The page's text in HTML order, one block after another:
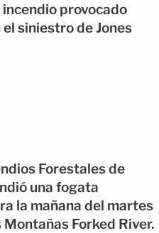
provocado
siniestro de Jones
Forestales de
una fogata
la mañana del martes
Forked River.